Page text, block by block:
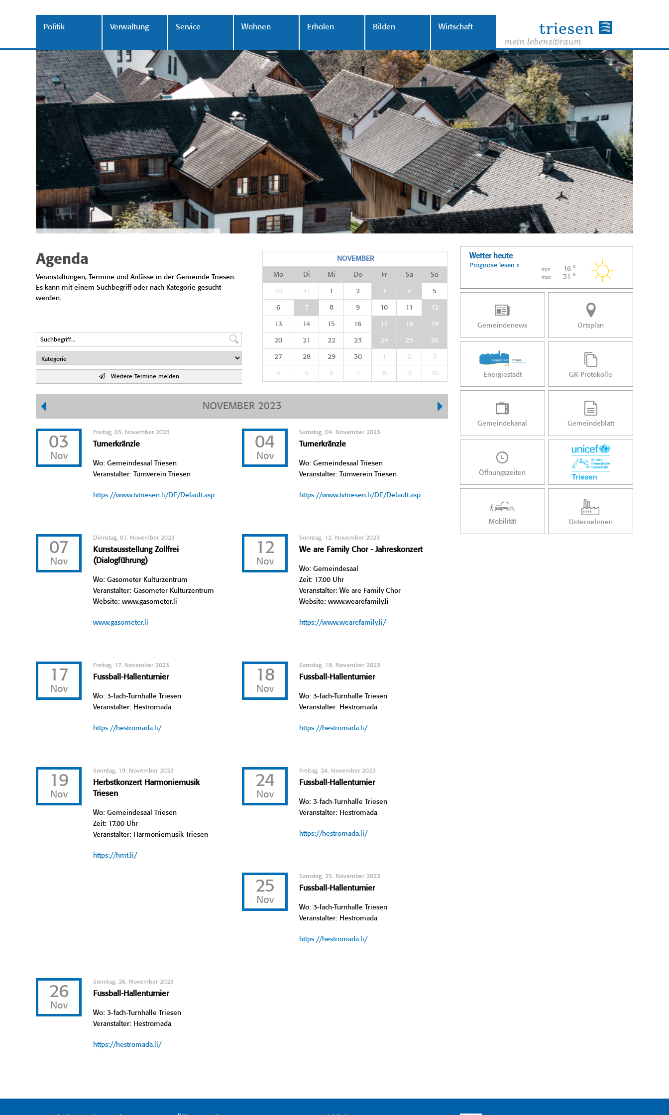
Politik Verwaltung Service Wohnen Erholen Bilden Wirtschaft
Agenda
Veranstaltungen, Termine und Anlässe in der Gemeinde Triesen.
Es kann mit einem Suchbegriff oder nach Kategorie gesucht
werden.
Weitere Termine melden
NOVEMBER
Mo Di Mi Do Fr Sa So
30 31 1 2 3 4 5
6 7 8 9 10 11 12
13 14 15 16 17 18 19
20 21 22 23 24 25 26
27 28 29 30 1 2 3
4 5 6 7 8 9 10
NOVEMBER 2023
03
Nov
Freitag, 03. November 2023
Turnerkränzle
Wo: Gemeindesaal Triesen
Veranstalter: Turnverein Triesen
https://www.tvtriesen.li/DE/Default.asp
04
Nov
Samstag, 04. November 2023
Turnerkränzle
Wo: Gemeindesaal Triesen
Veranstalter: Turnverein Triesen
https://www.tvtriesen.li/DE/Default.asp
07
Nov
Dienstag, 07. November 2023
Kunstausstellung Zollfrei
(Dialogführung)
Wo: Gasometer Kulturzentrum
Veranstalter: Gasometer Kulturzentrum
Website: www.gasometer.li
www.gasometer.li
12
Nov
Sonntag, 12. November 2023
We are Family Chor - Jahreskonzert
Wo: Gemeindesaal
Zeit: 17.00 Uhr
Veranstalter: We are Family Chor
Website: www.wearefamily.li
https://www.wearefamily.li/
17
Nov
Freitag, 17. November 2023
Fussball-Hallenturnier
Wo: 3-fach-Turnhalle Triesen
Veranstalter: Hestromada
https://hestromada.li/
18
Nov
Samstag, 18. November 2023
Fussball-Hallenturnier
Wo: 3-fach-Turnhalle Triesen
Veranstalter: Hestromada
https://hestromada.li/
19
Nov
Sonntag, 19. November 2023
Herbstkonzert Harmoniemusik
Triesen
Wo: Gemeindesaal Triesen
Zeit: 17.00 Uhr
Veranstalter: Harmoniemusik Triesen
https://hmt.li/
24
Nov
Freitag, 24. November 2023
Fussball-Hallenturnier
Wo: 3-fach-Turnhalle Triesen
Veranstalter: Hestromada
https://hestromada.li/
25
Nov
Samstag, 25. November 2023
Fussball-Hallenturnier
Wo: 3-fach-Turnhalle Triesen
Veranstalter: Hestromada
https://hestromada.li/
26
Nov
Sonntag, 26. November 2023
Fussball-Hallenturnier
Wo: 3-fach-Turnhalle Triesen
Veranstalter: Hestromada
https://hestromada.li/
Wetter heute
Prognose lesen »
min 16 °
max 31 °
Gemeindenews Ortsplan
Energiestadt GR-Protokolle
Gemeindekanal Gemeindeblatt
Öffnungszeiten
Mobilität Unternehmen